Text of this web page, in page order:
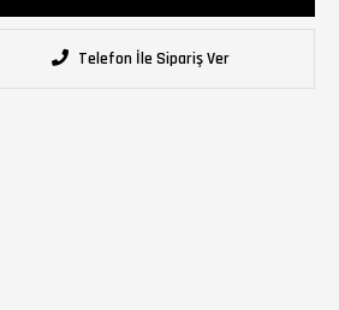
Telefon İle Sipariş Ver